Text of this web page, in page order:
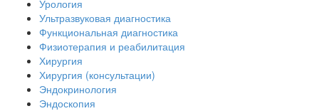
Урология
Ультразвуковая диагностика
Функциональная диагностика
Физиотерапия и реабилитация
Хирургия
Хирургия (консультации)
Эндокринология
Эндоскопия